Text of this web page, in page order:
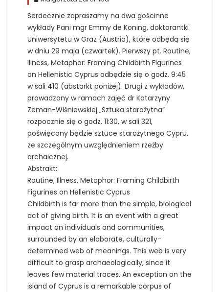
Serdecznie zapraszamy na dwa gościnne
wykłady Pani mgr Emmy de Koning, doktorantki
Uniwersytetu w Graz (Austria), które odbędą się
w dniu 29 maja (czwartek). Pierwszy pt. Routine,
Illness, Metaphor: Framing Childbirth Figurines
on Hellenistic Cyprus odbędzie się o godz. 9:45
w sali 410 (abstarkt poniżej). Drugi z wykładów,
prowadzony w ramach zajęć dr Katarzyny
Zeman-Wiśniewskiej „Sztuka starożytna”
rozpocznie się o godz. 11:30, w sali 321,
poświęcony będzie sztuce starożytnego Cypru,
ze szczególnym uwzględnieniem rzeźby
archaicznej.
Abstrakt:
Routine, Illness, Metaphor: Framing Childbirth
Figurines on Hellenistic Cyprus
Childbirth is far more than the simple, biological
act of giving birth. It is an event with a great
impact on individuals and communities,
surrounded by an elaborate, culturally-
determined web of meanings. This web is very
difficult to grasp archaeologically, since it
leaves few material traces. An exception on the
island of Cyprus is a remarkable corpus of